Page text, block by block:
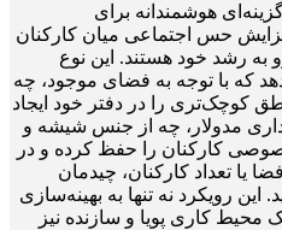
هوشمندانه برای
حس اجتماعی میان کارکنان
به رشد خود هستند. این نوع
که با توجه به فضای موجود، چه
کوچک‌تری را در دفتر خود ایجاد
اداری مدولار، چه از جنس شیشه و
کارکنان را حفظ کرده و در
یا تعداد کارکنان، چیدمان
این رویکرد نه تنها به بهینه‌سازی
محیط کاری پویا و سازنده نیز